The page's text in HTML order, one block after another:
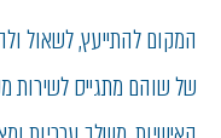
המקום להתייעץ, לשאול
של שוהם מתגייס לשירות